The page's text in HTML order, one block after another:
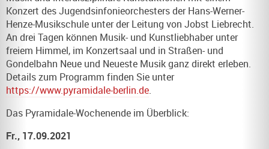
Konzert des Jugendsinfonieorchesters der Hans-Werner-
Henze-Musikschule unter der Leitung von Jobst Liebrecht.
An drei Tagen können Musik- und Kunstliebhaber unter
freiem Himmel, im Konzertsaal und in Straßen- und
Gondelbahn Neue und Neueste Musik ganz direkt erleben.
Details zum Programm finden Sie unter
https://www.pyramidale-berlin.de.
Das Pyramidale-Wochenende im Überblick:
Fr., 17.09.2021